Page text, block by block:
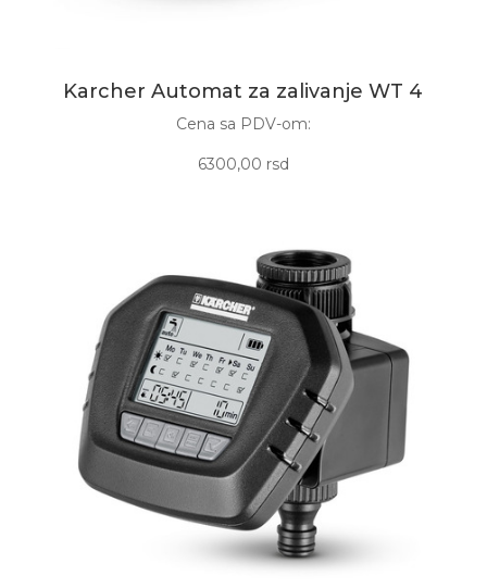
Karcher Automat za zalivanje WT 4
Cena sa PDV-om:
6300,00 rsd